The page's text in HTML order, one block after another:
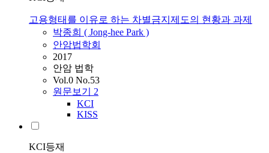
고용형태를 이유로 하는 차별금지제도의 현황과 과제
박종희 ( Jong-hee Park )
안암법학회
2017
안암 법학
Vol.0 No.53
원문보기 2
KCI
KISS
KCI등재